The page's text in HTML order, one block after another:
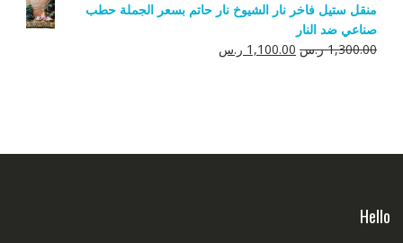
هو:
550.00 ر.س.
هو:
منقل ستيل فاخر نار الشيوخ نار حاتم بسعر الجملة حطب
صناعي ضد النار
1,300.00 ر.س السعر
1,100.00 ر.سالسعر
Hello